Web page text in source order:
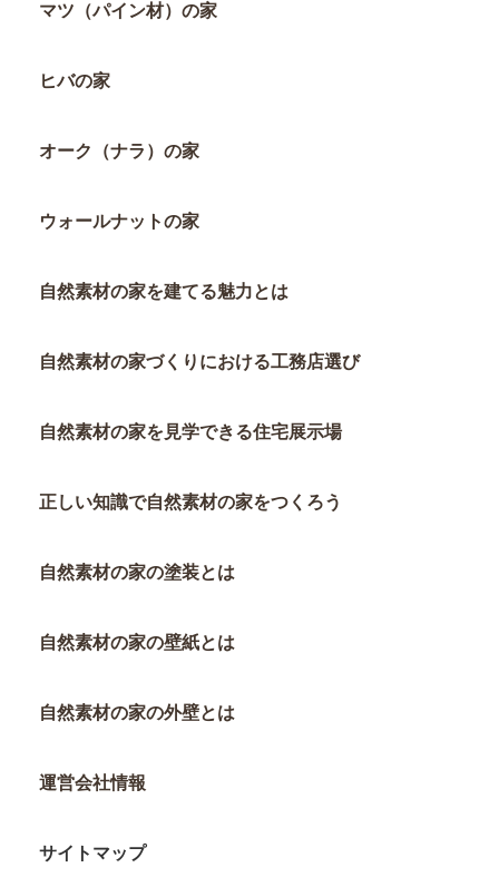
マツ（パイン材）の家
ヒバの家
オーク（ナラ）の家
ウォールナットの家
自然素材の家を建てる魅力とは
自然素材の家づくりにおける工務店選び
自然素材の家を見学できる住宅展示場
正しい知識で自然素材の家をつくろう
自然素材の家の塗装とは
自然素材の家の壁紙とは
自然素材の家の外壁とは
運営会社情報
サイトマップ